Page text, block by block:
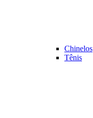
Chinelos
Tênis